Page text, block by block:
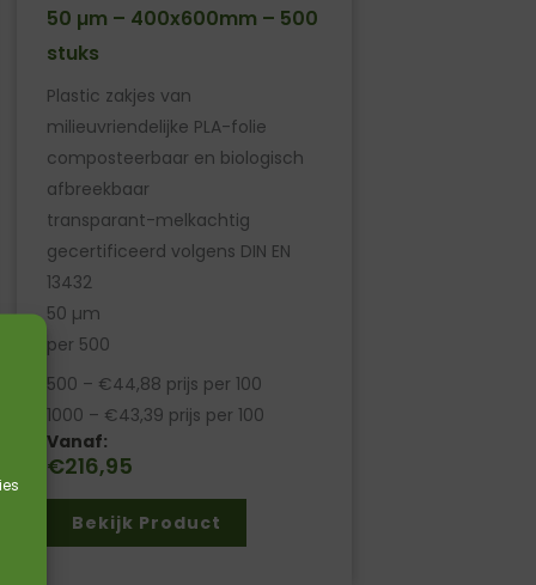
50 µm – 400x600mm – 500
stuks
Plastic zakjes van
milieuvriendelijke PLA-folie
composteerbaar en biologisch
afbreekbaar
transparant-melkachtig
gecertificeerd volgens DIN EN
13432
50 µm
per 500
500 – €44,88 prijs per 100
1000 – €43,39 prijs per 100
Vanaf:
€216,95
Bekijk Product